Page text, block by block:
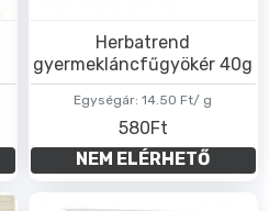
Egységár: 14.50 Ft/ g
Herbatrend
gyermekláncfűgyökér 40g
580Ft
NEM ELÉRHETŐ